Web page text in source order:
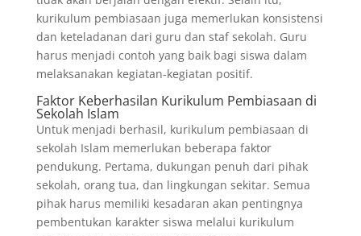
kurikulum pembiasaan juga memerlukan konsistensi
dan keteladanan dari guru dan staf sekolah. Guru
harus menjadi contoh yang baik bagi siswa dalam
melaksanakan kegiatan-kegiatan positif.
Faktor Keberhasilan Kurikulum Pembiasaan di
Sekolah Islam
Untuk menjadi berhasil, kurikulum pembiasaan di
sekolah Islam memerlukan beberapa faktor
pendukung. Pertama, dukungan penuh dari pihak
sekolah, orang tua, dan lingkungan sekitar. Semua
pihak harus memiliki kesadaran akan pentingnya
pembentukan karakter siswa melalui kurikulum